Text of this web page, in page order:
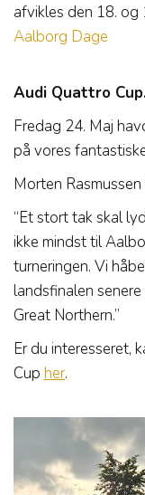
afvikles den 18. og
Aalborg Dage
Audi Quattro
Fredag 24. Maj
på vores
Morten
“Et stort tak skal
ikke mindst til
turneringen. Vi
landsfinalen
Great Northern.”
Er du interesseret,
Cup her.